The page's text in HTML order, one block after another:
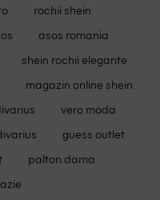
rochii shein
asos romania
shein rochii elegante
magazin online shein
vero moda
guess outlet
palton dama